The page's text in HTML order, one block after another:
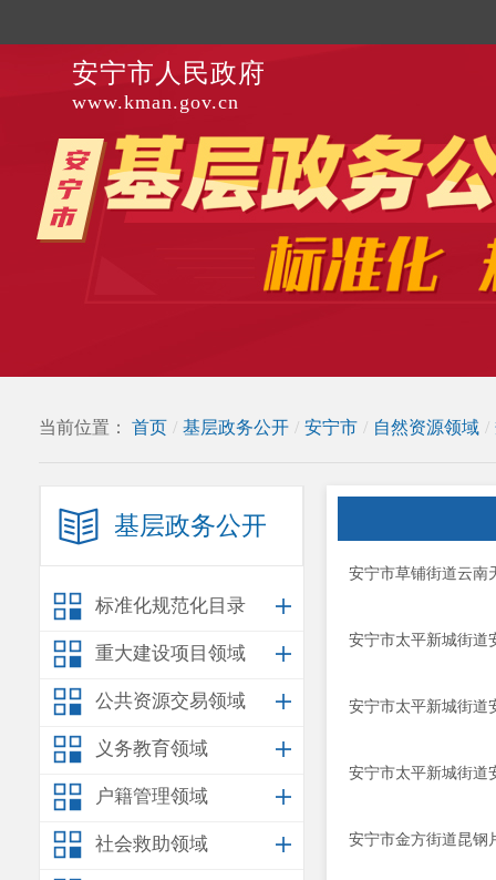
安宁市人民政府
www.kman.gov.cn
当前位置： 首页 / 基层政务公开 / 安宁市 / 自然资源领域 /
基层政务公开
标准化规范化目录
重大建设项目领域
公共资源交易领域
义务教育领域
户籍管理领域
社会救助领域
安宁市草铺街道云南
安宁市太平新城街道
安宁市太平新城街道
安宁市太平新城街道
安宁市金方街道昆钢